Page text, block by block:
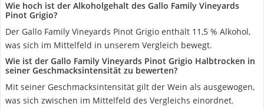
Wie hoch ist der Alkoholgehalt des Gallo Family Vineyards
Pinot Grigio?
Der Gallo Family Vineyards Pinot Grigio enthält 11,5 % Alkohol,
was sich im Mittelfeld in unserem Vergleich bewegt.
Wie ist der Gallo Family Vineyards Pinot Grigio Halbtrocken in
seiner Geschmacksintensität zu bewerten?
Mit seiner Geschmacksintensität gilt der Wein als ausgewogen,
was sich zwischen im Mittelfeld des Vergleichs einordnet.